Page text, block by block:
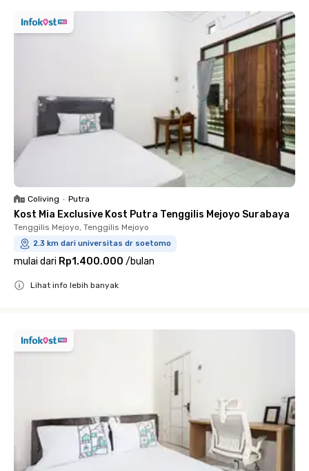
Coliving • Putra
Kost Mia Exclusive Kost Putra Tenggilis Mejoyo Surabaya
Tenggilis Mejoyo, Tenggilis Mejoyo
2.3 km dari universitas dr soetomo
mulai dari Rp1.400.000 /bulan
Lihat info lebih banyak